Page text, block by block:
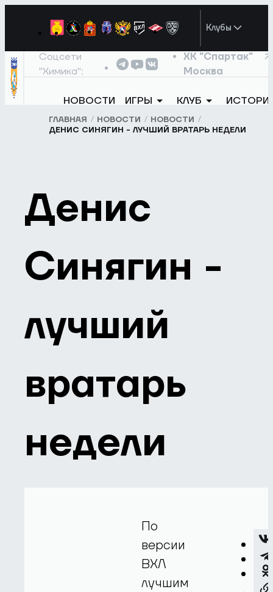
Клубы
Соцсети
"Химика":
ХК "Спартак"
Москва
НОВОСТИ ИГРЫ КЛУБ
ГЛАВНАЯ НОВОСТИ
НОВОСТИ
ДЕНИС СИНЯГИН - ЛУЧШИЙ ВРАТАРЬ НЕДЕЛИ
Денис
Синягин -
лучший
вратарь
недели
По
версии
ВХЛ
лучшим